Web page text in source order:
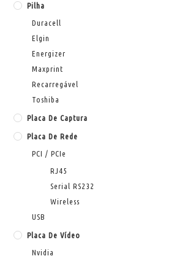
Pilha
Duracell
Elgin
Energizer
Maxprint
Recarregável
Toshiba
Placa De Captura
Placa De Rede
PCI / PCIe
RJ45
Serial RS232
Wireless
USB
Placa De Vídeo
Nvidia